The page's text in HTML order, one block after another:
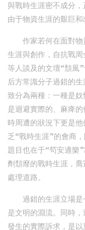
與戰時生涯密不成分
由于物資生涯的艱巨
作家若何在面對
生涯與創作，自抗戰
等人談及的文壇“頹風
后方常識分子過錯的
致分為兩種：一種是
是迴避實際的、麻痺
時周遭的狀況下更是
乏“戰時生涯”的會商
題目也在于“茍安適樂
劑頹靡的戰時生涯，
處理道路。
過錯的生涯立場
是文明的淵流。同時
發生的實際訴求，是